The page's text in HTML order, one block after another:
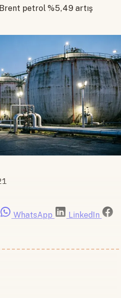
petrol %5,49 artış
WhatsApp
LinkedIn